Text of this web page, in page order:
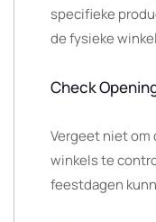
specifieke
de fysieke
Check
Vergeet niet om
winkels te
feestdagen